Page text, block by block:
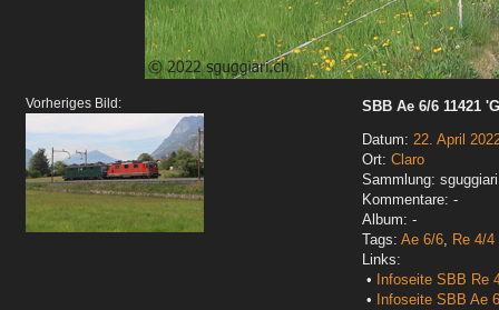
Vorheriges Bild:
SBB Ae 6/6 11421
Datum: 22. April
Ort: Claro
Sammlung:
Kommentare: -
Album: -
Tags: Ae 6/6, Re 4/
Links:
•
Infoseite SBB Re
•
Infoseite SBB Ae